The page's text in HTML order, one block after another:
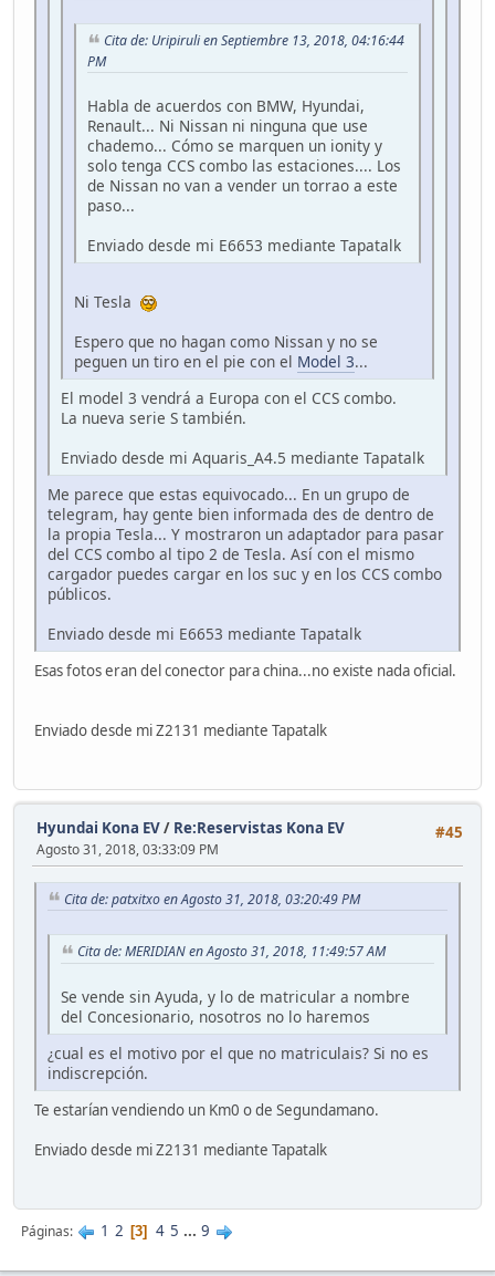
Cita de: Uripiruli en Septiembre 13, 2018, 04:16:44
PM
Habla de acuerdos con BMW, Hyundai,
Renault... Ni Nissan ni ninguna que use
chademo... Cómo se marquen un ionity y
solo tenga CCS combo las estaciones.... Los
de Nissan no van a vender un torrao a este
paso...
Enviado desde mi E6653 mediante Tapatalk
Ni Tesla
Espero que no hagan como Nissan y no se
peguen un tiro en el pie con el Model 3...
El model 3 vendrá a Europa con el CCS combo.
La nueva serie S también.
Enviado desde mi Aquaris_A4.5 mediante Tapatalk
Me parece que estas equivocado... En un grupo de
telegram, hay gente bien informada des de dentro de
la propia Tesla... Y mostraron un adaptador para pasar
del CCS combo al tipo 2 de Tesla. Así con el mismo
cargador puedes cargar en los suc y en los CCS combo
públicos.
Enviado desde mi E6653 mediante Tapatalk
Esas fotos eran del conector para china...no existe nada oficial.
Enviado desde mi Z2131 mediante Tapatalk
#45
Hyundai Kona EV/ Re:Reservistas Kona EV
Agosto 31, 2018, 03:33:09 PM
Cita de: patxitxo en Agosto 31, 2018, 03:20:49 PM
Cita de: MERIDIAN en Agosto 31, 2018, 11:49:57 AM
Se vende sin Ayuda, y lo de matricular a nombre
del Concesionario, nosotros no lo haremos
¿cual es el motivo por el que no matriculais? Si no es
indiscrepción.
Te estarían vendiendo un Km0 o de Segundamano.
Enviado desde mi Z2131 mediante Tapatalk
Páginas 1 2 3 4 5 ... 9